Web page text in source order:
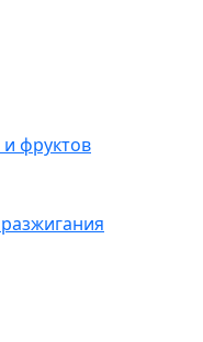
фруктов